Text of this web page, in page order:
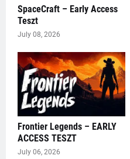
SpaceCraft – Early Access
Teszt
July 08, 2026
Frontier Legends – EARLY
ACCESS TESZT
July 06, 2026